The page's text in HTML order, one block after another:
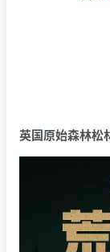
英国原始森林松